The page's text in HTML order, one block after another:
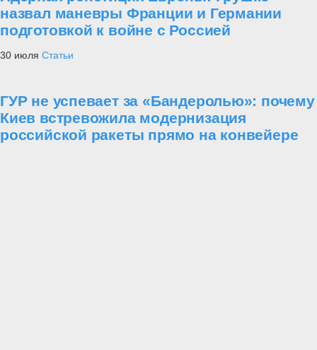
назвал маневры Франции и Германии
подготовкой к войне с Россией
30 июля Статьи
ГУР не успевает за «Бандеролью»: почему
Киев встревожила модернизация
российской ракеты прямо на конвейере